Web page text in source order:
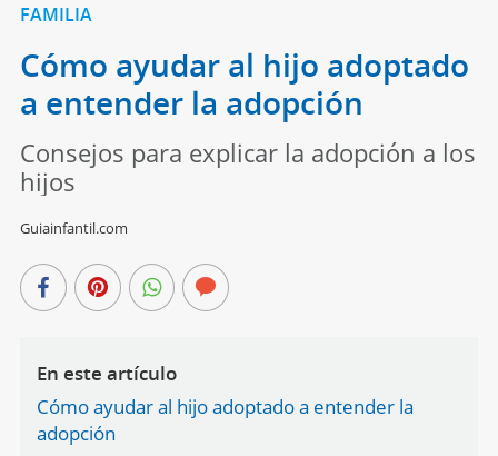
FAMILIA
Cómo ayudar al hijo adoptado
a entender la adopción
Consejos para explicar la adopción a los
hijos
Guiainfantil.com
En este artículo
Cómo ayudar al hijo adoptado a entender la
adopción